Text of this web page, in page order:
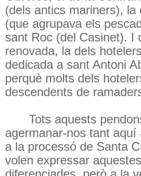
(dels antics mariners), la
(que agrupava els
sant Roc (del Casinet). I
renovada, la dels
dedicada a sant Antoni
perquè molts dels
descendents de
Tots aquests
agermanar-nos tant aquí
a la processó de Santa
volen expressar